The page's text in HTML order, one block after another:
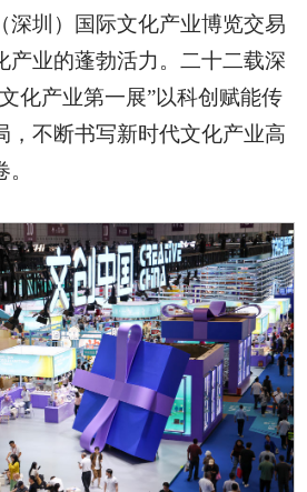
深圳）国际文化产业博览交易
产业的蓬勃活力。二十二载深
化产业第一展”以科创赋能传
，不断书写新时代文化产业高